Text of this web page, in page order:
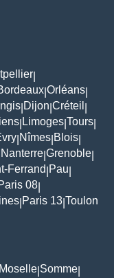
Orléans
Dijon Créteil
Limoges Tours
Nîmes Blois
Nanterre Grenoble
Ferrand Pau
08
Paris 13 Toulon
Moselle Somme